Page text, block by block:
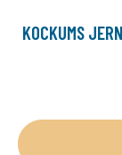
KOCKUMS